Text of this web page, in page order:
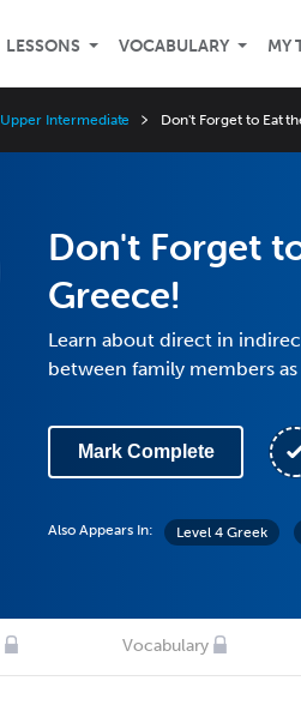
LESSONS VOCABULARY MY
Upper Intermediate Don't Forget to Eat
Don't Forget
Greece!
Learn about direct in
between family members
Mark Complete
Also Appears In: Level 4 Greek
Vocabulary